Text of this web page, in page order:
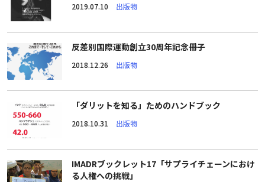
2019.07.10 出版物
反差別国際運動創立30周年記念冊子
2018.12.26 出版物
「ダリットを知る」ためのハンドブック
2018.10.31 出版物
IMADRブックレット17「サプライチェーンにおけ
る人権への挑戦」